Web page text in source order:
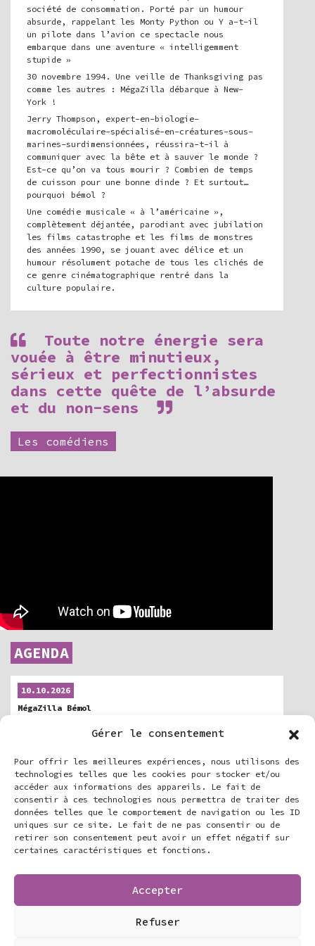
Gérer le consentement
Pour offrir les meilleures expériences, nous utilisons des
technologies telles que les cookies pour stocker et/ou
accéder aux informations des appareils. Le fait de
consentir à ces technologies nous permettra de traiter des
données telles que le comportement de navigation ou les ID
uniques sur ce site. Le fait de ne pas consentir ou de
retirer son consentement peut avoir un effet négatif sur
certaines caractéristiques et fonctions.
Accepter
Refuser
société de consommation. Porté par un humour
absurde, rappelant les Monty Python ou Y a-t-il
un pilote dans l’avion ce spectacle nous
embarque dans une aventure « intelligemment
stupide »
30 novembre 1994. Une veille de Thanksgiving pas
comme les autres : MégaZilla débarque à New-
York !
Jerry Thompson, expert-en-biologie-
macromoléculaire-spécialisé-en-créatures-sous-
marines-surdimensionnées, réussira-t-il à
communiquer avec la bête et à sauver le monde ?
Est-ce qu’on va tous mourir ? Combien de temps
de cuisson pour une bonne dinde ? Et surtout…
pourquoi bémol ?
Une comédie musicale « à l’américaine »,
complètement déjantée, parodiant avec jubilation
les films catastrophe et les films de monstres
des années 1990, se jouant avec délice et un
humour résolument potache de tous les clichés de
ce genre cinématographique rentré dans la
culture populaire.
Toute notre énergie sera
vouée à être minutieux,
sérieux et perfectionnistes
dans cette quête de l’absurde
et du non-sens
Les comédiens
AGENDA
10.10.2026
MégaZilla Bémol
+ en savoir plus
28.11.2026
MégaZilla Bémol
La Terrasse • Gif sur Yvette
+ en savoir plus
30.01.2027